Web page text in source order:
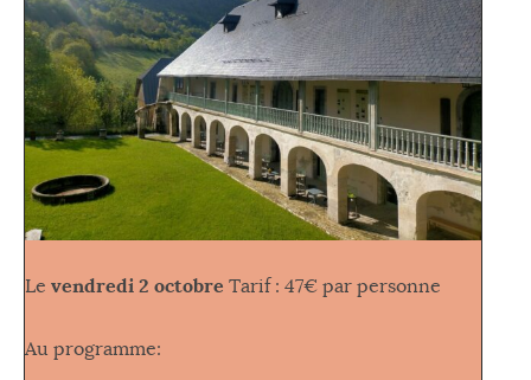
Le vendredi 2 octobre Tarif : 47€ par personne
Au programme: